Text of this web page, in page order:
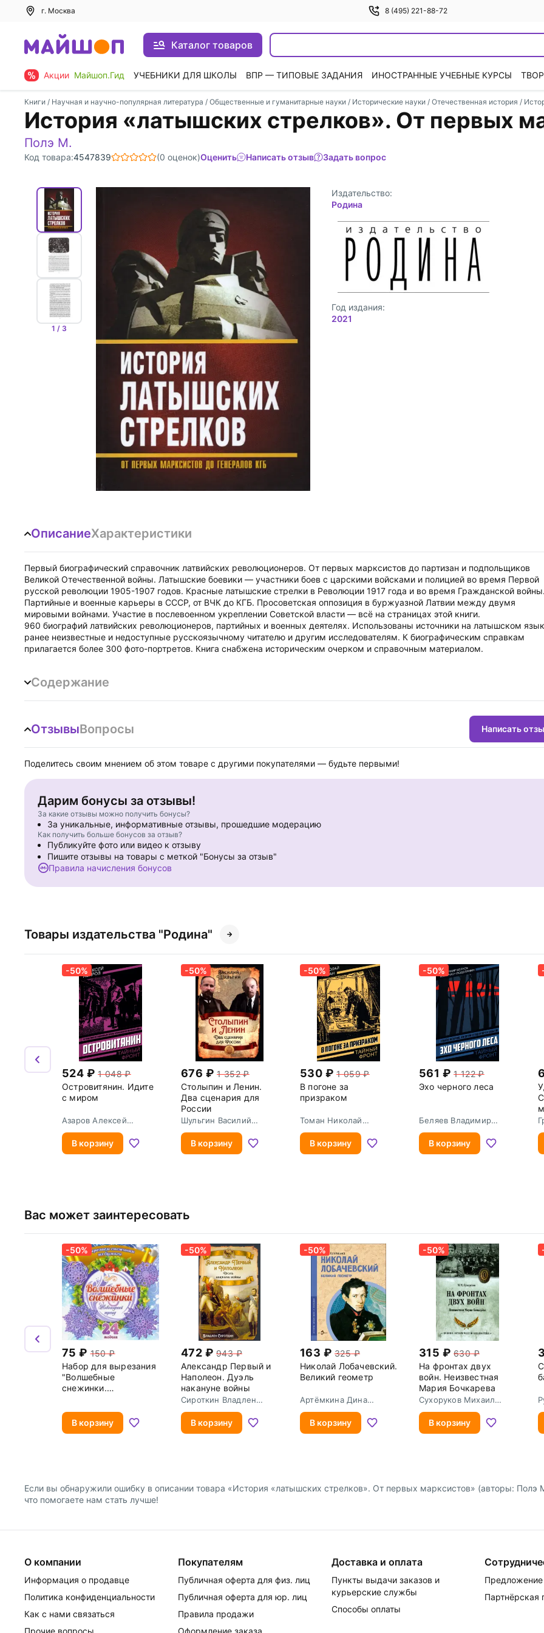
г. Москва 8 (495) 221-88-72
Каталог товаров
Акции Майшоп.Гид УЧЕБНИКИ ДЛЯ ШКОЛЫ ВПР — ТИПОВЫЕ ЗАДАНИЯ ИНОСТРАННЫЕ УЧЕБНЫЕ КУРСЫ
Книги / Научная и научно-популярная литература / Общественные и гуманитарные науки / Исторические науки / Отечественная история /
История «латышских стрелков». От первых
Полэ М.
Код товара:4547839 (0 оценок)Оценить Написать отзыв Задать вопрос
1 / 3
Издательство:
Родина
Год издания:
2021
ОписаниеХарактеристики
Первый биографический справочник латвийских революционеров. От первых марксистов до партизан и подпольщиков
Великой Отечественной войны. Латышские боевики — участники боев с царскими войсками и полицией во время Первой
русской революции 1905-1907 годов. Красные латышские стрелки в Революции 1917 года и во время Гражданской войны.
Партийные и военные карьеры в СССР, от ВЧК до КГБ. Просоветская оппозиция в буржуазной Латвии между двумя
мировыми войнами. Участие в послевоенном укреплении Советской власти — всё на страницах этой книги.
960 биографий латвийских революционеров, партийных и военных деятелях. Использованы источники на латышском
ранее неизвестные и недоступные русскоязычному читателю и другим исследователям. К биографическим справкам
прилагается более 300 фото-портретов. Книга снабжена историческим очерком и справочным материалом.
Содержание
ОтзывыВопросы Написать
Поделитесь своим мнением об этом товаре с другими покупателями — будьте первыми!
Дарим бонусы за отзывы!
За какие отзывы можно получить бонусы?
За уникальные, информативные отзывы, прошедшие модерацию
Как получить больше бонусов за отзыв?
Публикуйте фото или видео к отзыву
Пишите отзывы на товары с меткой "Бонусы за отзыв"
Правила начисления бонусов
Товары издательства "Родина"
-50%
524
1 048
Островитянин. Идите
с миром
Азаров Алексей
В корзину
-50%
676
1 352
Столыпин и Ленин.
Два сценария для
России
Шульгин Василий
В корзину
-50%
530
1 059
В погоне за
призраком
Томан Николай
В корзину
-50%
561
1 122
Эхо черного леса
Беляев Владимир
В корзину
Вас может заинтересовать
-50%
75
150
Набор для вырезания
"Волшебные
снежинки.
24 модели
В корзину
-50%
472
943
Александр Первый и
Наполеон. Дуэль
накануне войны
Сироткин Владлен
В корзину
-50%
163
325
Николай Лобачевский.
Великий геометр
Артёмкина Дина
В корзину
-50%
315
630
На фронтах двух
войн. Неизвестная
Мария Бочкарева
Сухоруков Михаил
В корзину
Если вы обнаружили ошибку в описании товара «История «латышских стрелков». От первых марксистов» (авторы:
что помогаете нам стать лучше!
О компании
Информация о продавце
Политика конфиденциальности
Как с нами связаться
Прочие вопросы
Покупателям
Публичная оферта для физ. лиц
Публичная оферта для юр. лиц
Правила продажи
Оформление заказа
Доставка и оплата
Пункты выдачи заказов и
курьерские службы
Способы оплаты
Предложение
Партнёрская